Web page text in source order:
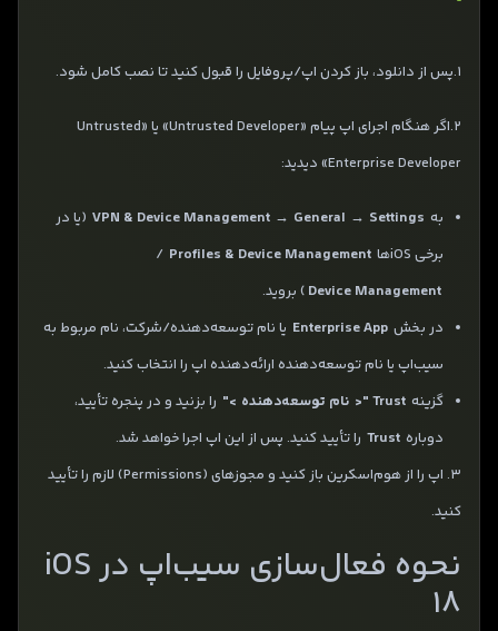
1.پس از دانلود، باز کردن اپ/پروفایل را قبول کنید تا نصب کامل شود.
2.اگر هنگام اجرای اپ پیام «Untrusted Developer» یا «Untrusted
Enterprise Developer» دیدید:
به Settings
→
General
→
VPN & Device Management (یا در
برخی iOSها
Profiles & Device Management
/
Device Management ) بروید.
در بخش Enterprise App یا نام توسعه‌دهنده/شرکت، نام مربوط به
سیب‌اپ یا نام توسعه‌دهنده ارائه‌دهنده اپ را انتخاب کنید.
گزینه Trust "< نام توسعه‌دهنده >" را بزنید و در پنجره تأیید،
دوباره Trust را تأیید کنید. پس از این اپ اجرا خواهد شد.
3. اپ را از هوم‌اسکرین باز کنید و مجوزهای (Permissions) لازم را تأیید
کنید.
نحوه فعال‌سازی سیب‌‌اپ در iOS
18